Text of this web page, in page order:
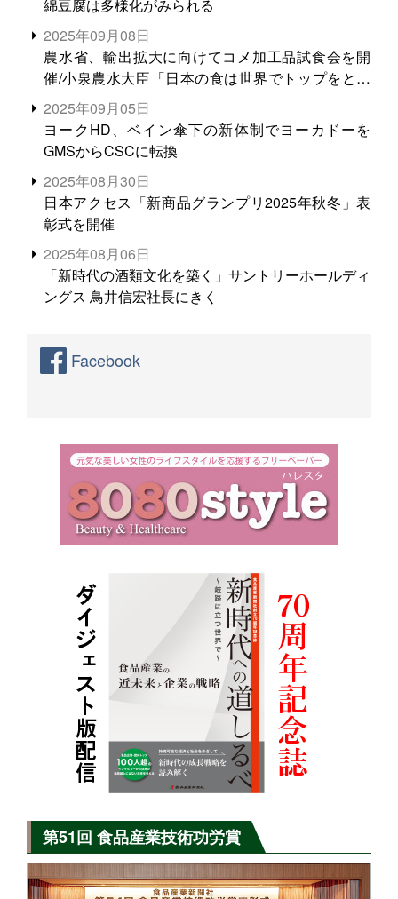
綿豆腐は多様化がみられる
2025年09月08日
農水省、輸出拡大に向けてコメ加工品試食会を開
催/小泉農水大臣「日本の食は世界でトップをとれ
る。米増産に向けて、米輸出需要の拡大を」
2025年09月05日
ヨークHD、ベイン傘下の新体制でヨーカドーを
GMSからCSCに転換
2025年08月30日
日本アクセス「新商品グランプリ2025年秋冬」表
彰式を開催
2025年08月06日
「新時代の酒類文化を築く」サントリーホールディ
ングス 鳥井信宏社長にきく
Facebook
第51回 食品産業技術功労賞